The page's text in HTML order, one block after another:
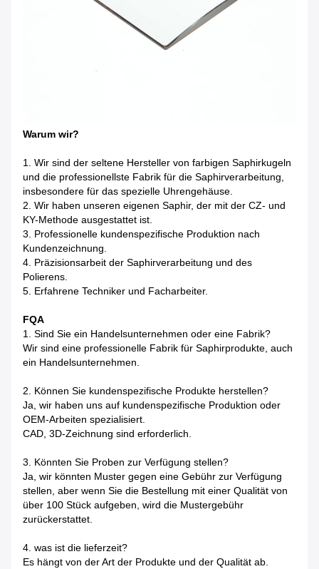
Warum wir?
1. Wir sind der seltene Hersteller von farbigen Saphirkugeln
und die professionellste Fabrik für die Saphirverarbeitung,
insbesondere für das spezielle Uhrengehäuse.
2. Wir haben unseren eigenen Saphir, der mit der CZ- und
KY-Methode ausgestattet ist.
3. Professionelle kundenspezifische Produktion nach
Kundenzeichnung.
4. Präzisionsarbeit der Saphirverarbeitung und des
Polierens.
5. Erfahrene Techniker und Facharbeiter.
FQA
1. Sind Sie ein Handelsunternehmen oder eine Fabrik?
Wir sind eine professionelle Fabrik für Saphirprodukte, auch
ein Handelsunternehmen.
2. Können Sie kundenspezifische Produkte herstellen?
Ja, wir haben uns auf kundenspezifische Produktion oder
OEM-Arbeiten spezialisiert.
CAD, 3D-Zeichnung sind erforderlich.
3. Könnten Sie Proben zur Verfügung stellen?
Ja, wir könnten Muster gegen eine Gebühr zur Verfügung
stellen, aber wenn Sie die Bestellung mit einer Qualität von
über 100 Stück aufgeben, wird die Mustergebühr
zurückerstattet.
4. was ist die lieferzeit?
Es hängt von der Art der Produkte und der Qualität ab.